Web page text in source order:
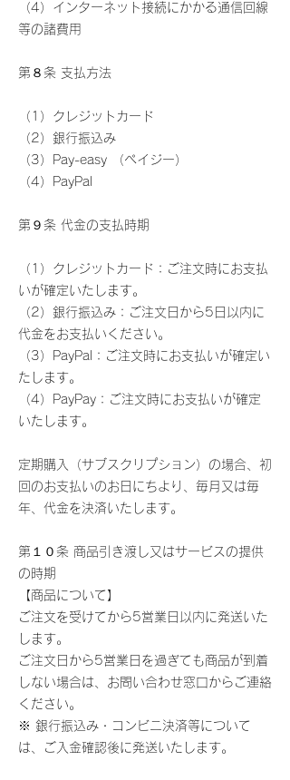
（4）インターネット接続にかかる通信回線
等の諸費用
第８条 支払方法
（1）クレジットカード
（2）銀行振込み
（3）Pay-easy （ペイジー）
（4）PayPal
第９条 代金の支払時期
（1）クレジットカード：ご注文時にお支払
いが確定いたします。
（2）銀行振込み：ご注文日から5日以内に
代金をお支払いください。
（3）PayPal：ご注文時にお支払いが確定い
たします。
（4）PayPay：ご注文時にお支払いが確定
いたします。
定期購入（サブスクリプション）の場合、初
回のお支払いのお日にちより、毎月又は毎
年、代金を決済いたします。
第１０条 商品引き渡し又はサービスの提供
の時期
【商品について】
ご注文を受けてから5営業日以内に発送いた
します。
ご注文日から5営業日を過ぎても商品が到着
しない場合は、お問い合わせ窓口からご連絡
ください。
※ 銀行振込み・コンビニ決済等について
は、ご入金確認後に発送いたします。